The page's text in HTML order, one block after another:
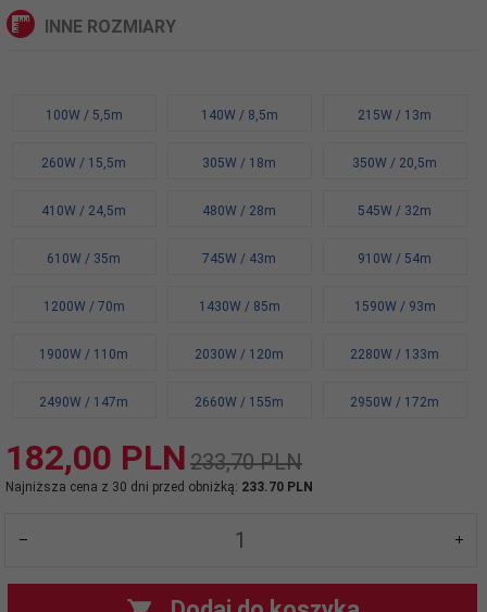
INNE ROZMIARY
100W / 5,5m 140W / 8,5m 215W / 13m
260W / 15,5m 305W / 18m 350W / 20,5m
410W / 24,5m 480W / 28m 545W / 32m
610W / 35m 745W / 43m 910W / 54m
1200W / 70m 1430W / 85m 1590W / 93m
1900W / 110m 2030W / 120m 2280W / 133m
2490W / 147m 2660W / 155m 2950W / 172m
182,00 PLN 233,70 PLN
Najniższa cena z 30 dni przed obniżką: 233.70 PLN